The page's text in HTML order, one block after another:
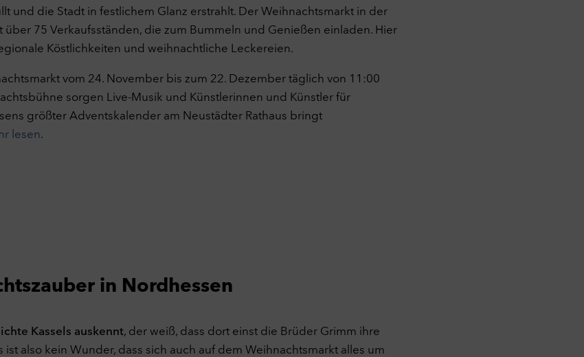
und die Stadt in festlichem Glanz erstrahlt. Der Weihnachtsmarkt in der
über 75 Verkaufsständen, die zum Bummeln und Genießen einladen. Hier
Köstlichkeiten und weihnachtliche Leckereien.
vom 24. November bis zum 22. Dezember täglich von 11:00
sorgen Live-Musik und Künstlerinnen und Künstler für
größter Adventskalender am Neustädter Rathaus bringt
lesen.
in Nordhessen
Kassels auskennt, der weiß, dass dort einst die Brüder Grimm ihre
ist also kein Wunder, dass sich auch auf dem Weihnachtsmarkt alles um
Aus
kann Inhalte und Medien von externen Seiten wie bspw.